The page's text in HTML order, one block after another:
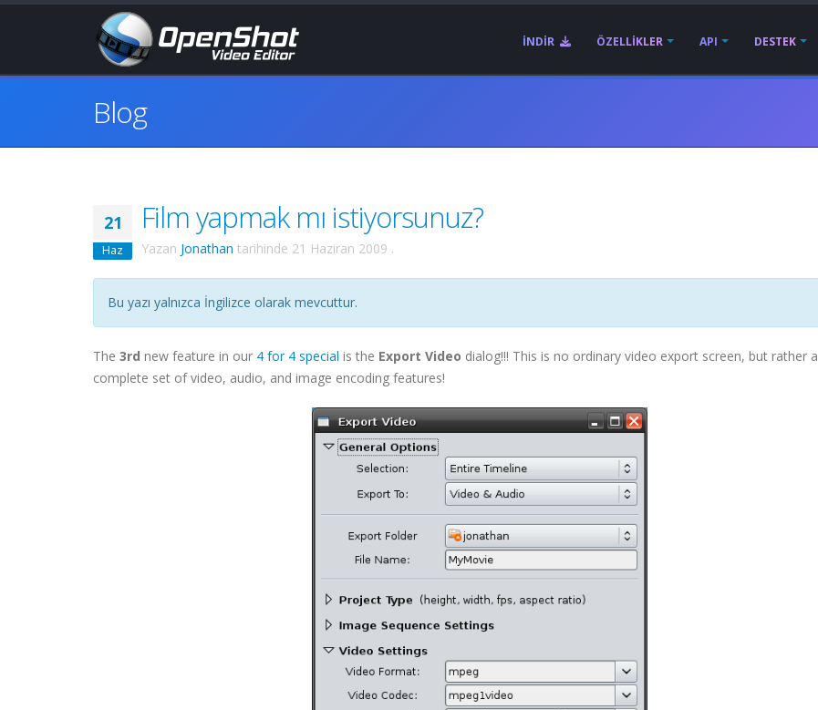
İNDIR ÖZELLIKLER API DESTEK
Blog
21
Haz
Film yapmak mı istiyorsunuz?
Yazan Jonathan tarihinde 21 Haziran 2009 .
Bu yazı yalnızca İngilizce olarak mevcuttur.
The 3rd new feature in our 4 for 4 special is the Export Video dialog!!! This is no ordinary video export screen, but rather a
complete set of video, audio, and image encoding features!